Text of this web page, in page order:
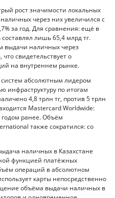
рост значимости локальных
через них увеличился с
за год. Для сравнения: ещё в
лишь 65,4 млрд тг.
выдачи наличных через
свидетельствует о
на внутреннем рынке.
абсолютным лидером
инфраструктуру по итогам
4,8 трлн тг, против 5 трлн
Mastercard Worldwide:
годом ранее. Объём
также сократился: со
наличных в Казахстане
функцией платёжных
операций в абсолютном
карты непосредственно
объёма выдачи наличных в